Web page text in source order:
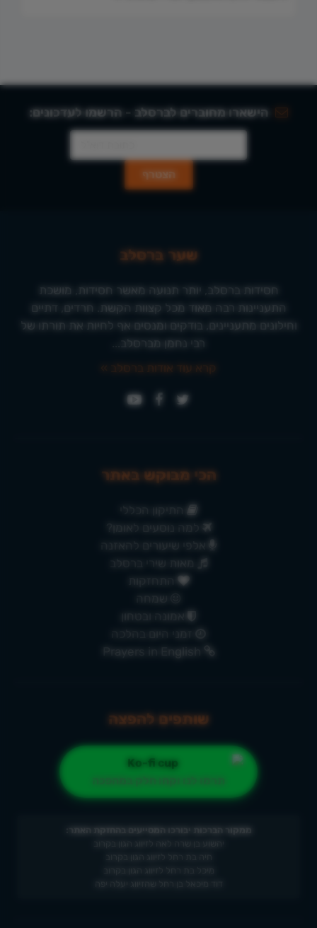
הישארו מחוברים לברסלב - הרשמו לעדכונים:
שער ברסלב
חסידות ברסלב, יותר תנועה מאשר חסידות, מושכת
התעניינות רבה מאוד מכל קצוות הקשת. חרדים, דתיים
וחילונים מתעניינים, בודקים ומנסים אף לחיות את תורתו של
רבי נחמן מברסלב...
קרא עוד אודות ברסלב »
הכי מבוקש באתר
התיקון הכללי
למה נוסעים לאומן?
אלפי שיעורים להאזנה
מאות שירי ברסלב
התחזקות
שמחה
אמונה ובטחון
זמני היום בהלכה
שותפים להפצה
ממקור הברכות יבורכו המסייעים בהחזקת האתר: